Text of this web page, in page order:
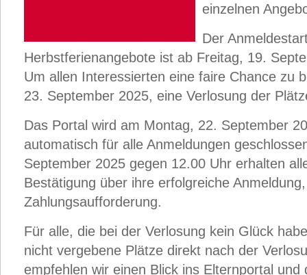
einzelnen
Der
Herbstferienangebote ist ab Freitag, 19.
Um allen Interessierten eine faire Chance zu
23. September 2025, eine Verlosung der
Das Portal wird am Montag, 22. September
automatisch für alle Anmeldungen
September 2025 gegen 12.00 Uhr erhalten
Bestätigung über ihre erfolgreiche
Zahlungsaufforderung.
Für alle, die bei der Verlosung kein Glück
nicht vergebene Plätze direkt nach der
empfehlen wir einen Blick ins Elternportal und